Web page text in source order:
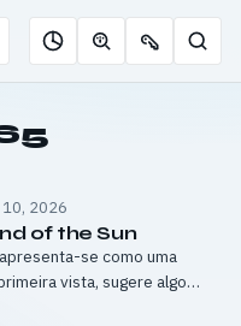
Roleta
de
Descobrir
jogos
Ofertas
de
10, 2026
of the Sun
se como uma
vista, sugere algo
do que aquilo que